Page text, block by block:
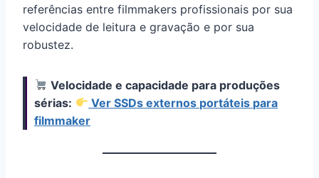
referências entre filmmakers profissionais por sua
velocidade de leitura e gravação e por sua
robustez.
Velocidade e capacidade para produções
sérias:
Ver SSDs externos portáteis para
filmmaker